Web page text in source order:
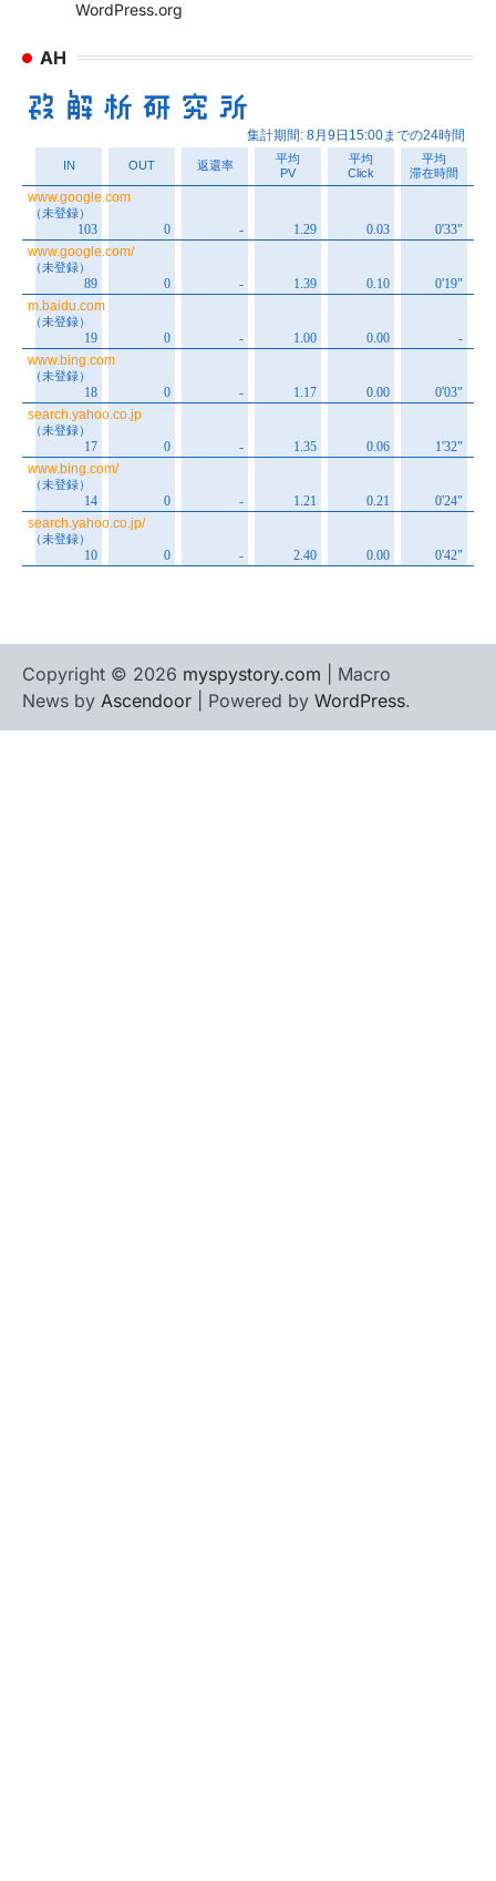
WordPress.org
AH
Copyright © 2026 myspystory.com | Macro
News by Ascendoor | Powered by WordPress.